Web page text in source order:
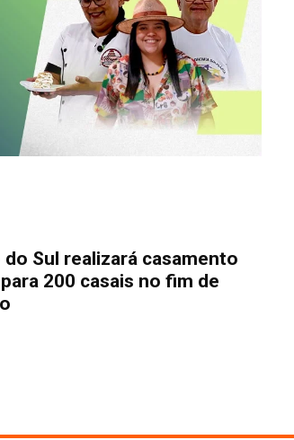
Sul realizará casamento
200 casais no fim de